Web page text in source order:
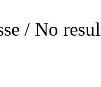
/ No